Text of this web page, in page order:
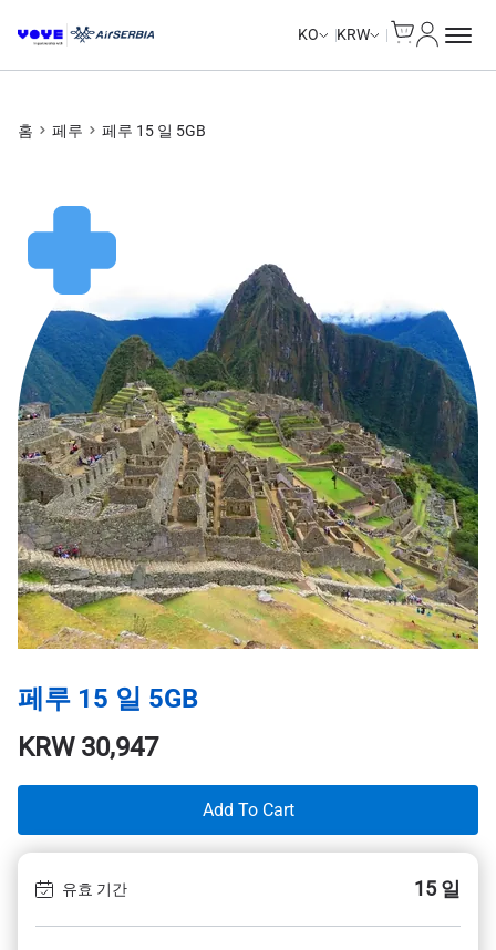
KO KRW
홈 페루 페루 15 일 5GB
페루 15 일 5GB
KRW30,947
Add To Cart
유효 기간 15 일